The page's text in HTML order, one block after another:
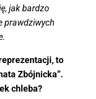
jak bardzo
prawdziwych
to
Zbójnicka”.
chleba?